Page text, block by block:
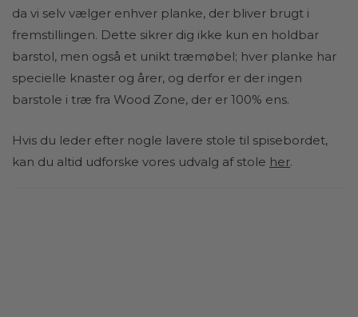
da vi selv vælger enhver planke, der bliver brugt i
fremstillingen. Dette sikrer dig ikke kun en holdbar
barstol, men også et unikt træmøbel; hver planke har
specielle knaster og årer, og derfor er der ingen
barstole i træ fra Wood Zone, der er 100% ens.
Hvis du leder efter nogle lavere stole til spisebordet,
kan du altid udforske vores udvalg af stole her.